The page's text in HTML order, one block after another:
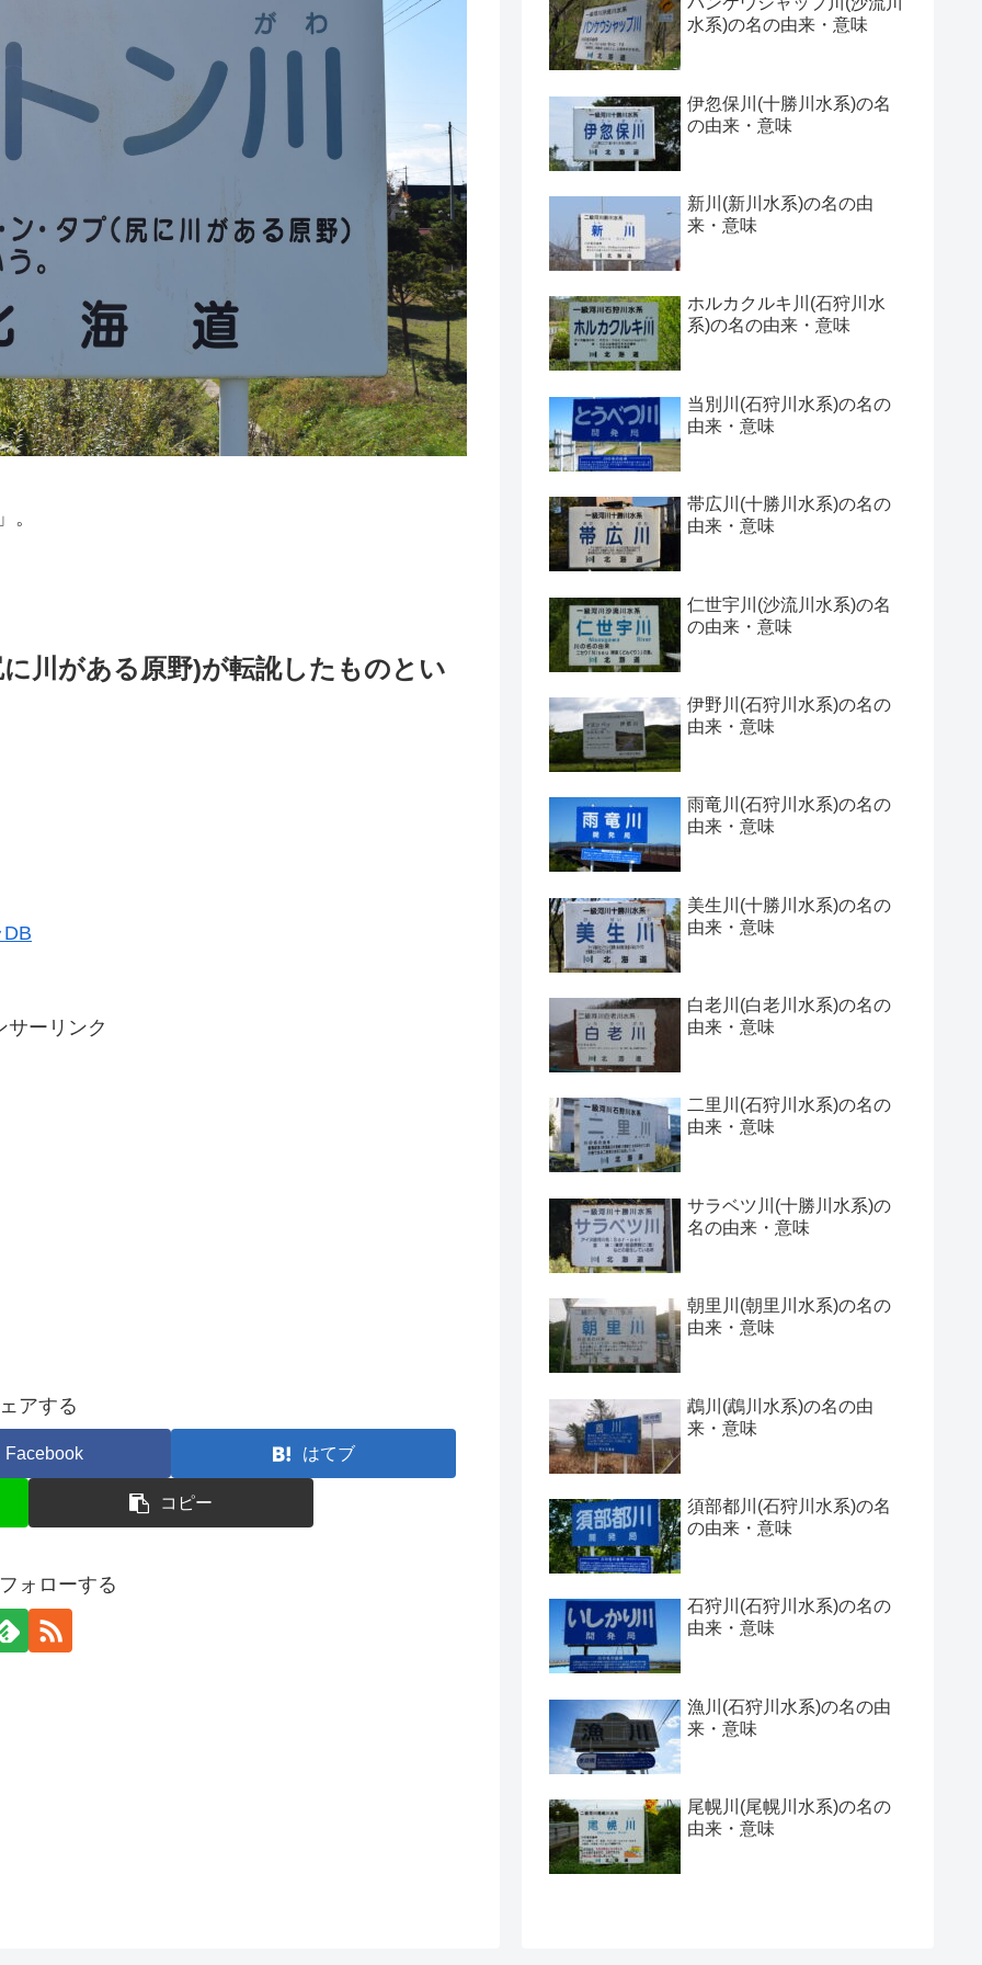
。
川がある原野)が転訛したものとい
サーリンク
アする
Facebook はてブ
コピー
ォローする
水系)の名の由来・意味
伊忽保川(十勝川水系)の名
の由来・意味
新川(新川水系)の名の由
来・意味
ホルカクルキ川(石狩川水
系)の名の由来・意味
当別川(石狩川水系)の名の
由来・意味
帯広川(十勝川水系)の名の
由来・意味
仁世宇川(沙流川水系)の名
の由来・意味
伊野川(石狩川水系)の名の
由来・意味
雨竜川(石狩川水系)の名の
由来・意味
美生川(十勝川水系)の名の
由来・意味
白老川(白老川水系)の名の
由来・意味
二里川(石狩川水系)の名の
由来・意味
サラベツ川(十勝川水系)の
名の由来・意味
朝里川(朝里川水系)の名の
由来・意味
鵡川(鵡川水系)の名の由
来・意味
須部都川(石狩川水系)の名
の由来・意味
石狩川(石狩川水系)の名の
由来・意味
漁川(石狩川水系)の名の由
来・意味
尾幌川(尾幌川水系)の名の
由来・意味